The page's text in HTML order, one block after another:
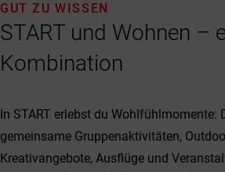
START und Wohnen –
Kombination
GUT ZU WISSEN
In START erlebst du Wohlfühlmomente:
gemeinsame Gruppenaktivitäten,
Kreativangebote, Ausflüge und